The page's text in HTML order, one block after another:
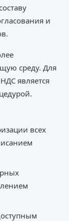
и
среду. Для
является
всех